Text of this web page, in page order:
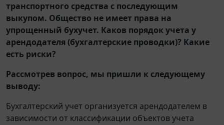
транспортного средства с последующим
выкупом. Общество не имеет права на
упрощенный бухучет. Каков порядок учета у
арендодателя (бухгалтерские проводки)? Какие
есть риски?
Рассмотрев вопрос, мы пришли к следующему
выводу:
Бухгалтерский учет организуется арендодателем в
зависимости от классификации объектов учета